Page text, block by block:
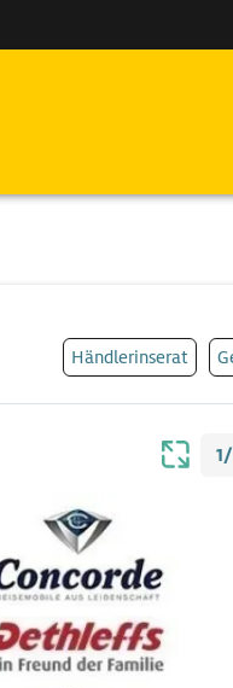
Händlerinserat